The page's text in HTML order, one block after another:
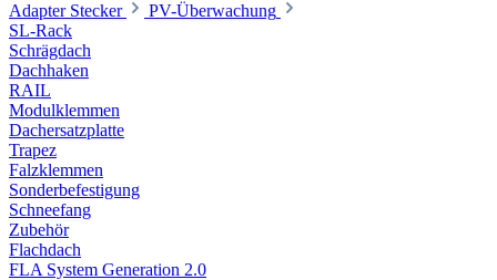
Adapter Stecker
PV-Überwachung
SL-Rack
Schrägdach
Dachhaken
RAIL
Modulklemmen
Dachersatzplatte
Trapez
Falzklemmen
Sonderbefestigung
Schneefang
Zubehör
Flachdach
FLA System Generation 2.0